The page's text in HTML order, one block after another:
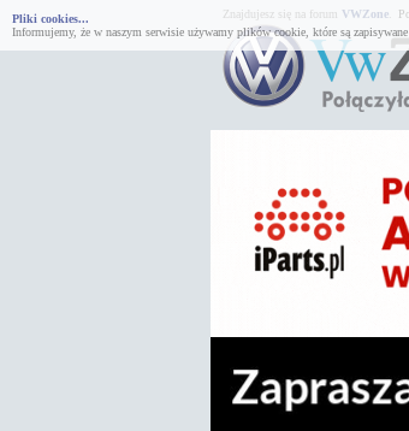
Pliki cookies...
Informujemy, że w naszym serwisie używamy plików cookie, które są
Znajdujesz się na forum VWZone.